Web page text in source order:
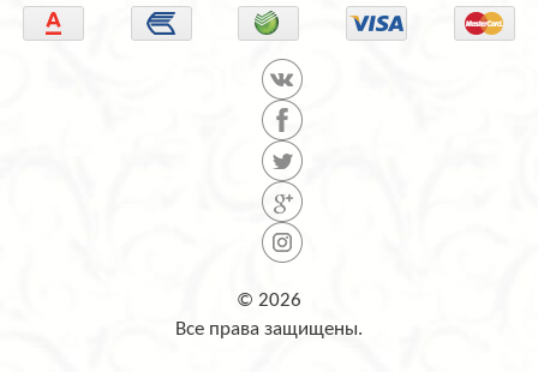
© 2026
Все права защищены.